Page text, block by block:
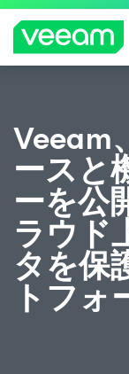
るお客
続き
を読
む
Veeam
ースと
ーを公
ラウド
タを保
トフォ